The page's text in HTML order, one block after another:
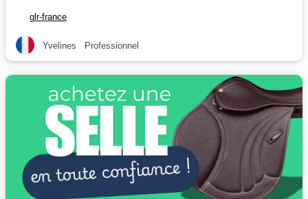
glr-france
Yvelines Professionnel